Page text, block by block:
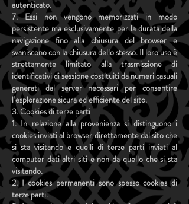
autenticato.
7. Essi non vengono memorizzati in modo
persistente ma esclusivamente per la durata della
navigazione fino alla chiusura del browser e
svaniscono con la chiusura dello stesso. Il loro uso è
strettamente limitato alla trasmissione di
identificativi di sessione costituiti da numeri casuali
generati dal server necessari per consentire
l’esplorazione sicura ed efficiente del sito.
3. Cookies di terze parti
1. In relazione alla provenienza si distinguono i
cookies inviati al browser direttamente dal sito che
si sta visitando e quelli di terze parti inviati al
computer dati altri siti e non da quello che si sta
visitando.
2. I cookies permanenti sono spesso cookies di
terze parti.